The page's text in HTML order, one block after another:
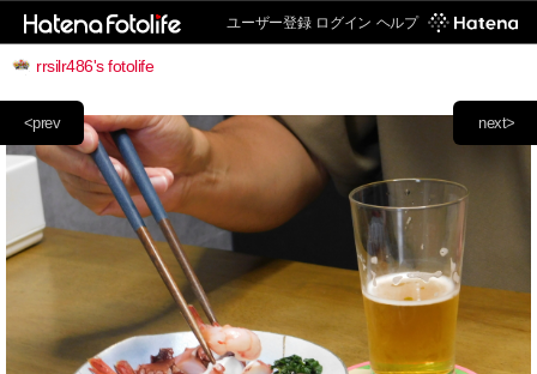
ユーザー登録 ログイン ヘルプ
rrsilr486's fotolife
next>
<prev